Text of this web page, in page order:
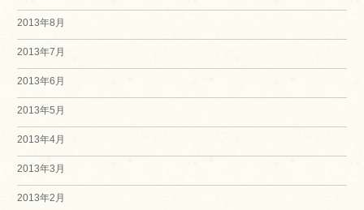
2013年8月
2013年7月
2013年6月
2013年5月
2013年4月
2013年3月
2013年2月